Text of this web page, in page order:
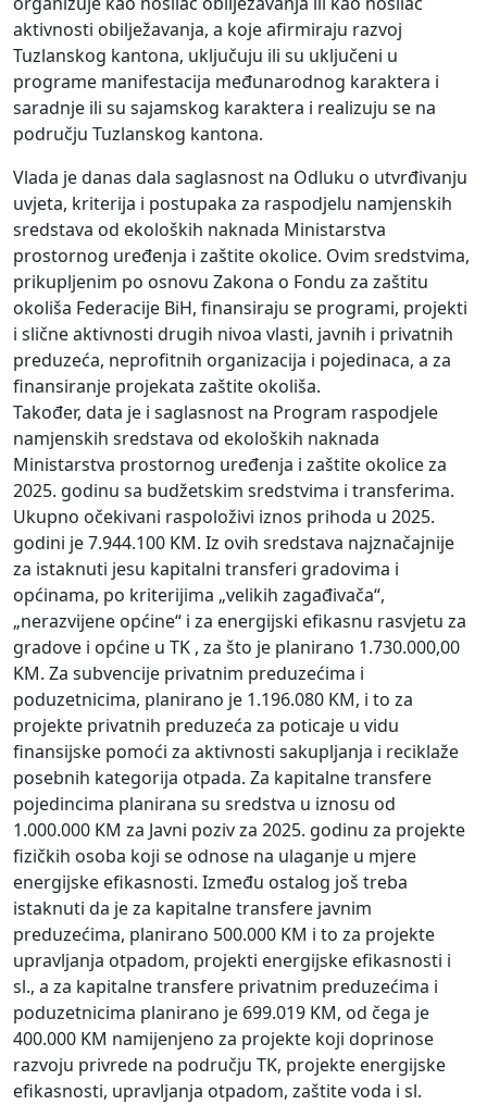
aktivnosti obilježavanja, a koje afirmiraju razvoj
Tuzlanskog kantona, uključuju ili su uključeni u
programe manifestacija međunarodnog karaktera i
saradnje ili su sajamskog karaktera i realizuju se na
području Tuzlanskog kantona.
Vlada je danas dala saglasnost na Odluku o utvrđivanju
uvjeta, kriterija i postupaka za raspodjelu namjenskih
sredstava od ekoloških naknada Ministarstva
prostornog uređenja i zaštite okolice. Ovim sredstvima,
prikupljenim po osnovu Zakona o Fondu za zaštitu
okoliša Federacije BiH, finansiraju se programi, projekti
i slične aktivnosti drugih nivoa vlasti, javnih i privatnih
preduzeća, neprofitnih organizacija i pojedinaca, a za
finansiranje projekata zaštite okoliša.
Također, data je i saglasnost na Program raspodjele
namjenskih sredstava od ekoloških naknada
Ministarstva prostornog uređenja i zaštite okolice za
2025. godinu sa budžetskim sredstvima i transferima.
Ukupno očekivani raspoloživi iznos prihoda u 2025.
godini je 7.944.100 KM. Iz ovih sredstava najznačajnije
za istaknuti jesu kapitalni transferi gradovima i
općinama, po kriterijima „velikih zagađivača“,
„nerazvijene općine“ i za energijski efikasnu rasvjetu za
gradove i općine u TK , za što je planirano 1.730.000,00
KM. Za subvencije privatnim preduzećima i
poduzetnicima, planirano je 1.196.080 KM, i to za
projekte privatnih preduzeća za poticaje u vidu
finansijske pomoći za aktivnosti sakupljanja i reciklaže
posebnih kategorija otpada. Za kapitalne transfere
pojedincima planirana su sredstva u iznosu od
1.000.000 KM za Javni poziv za 2025. godinu za projekte
fizičkih osoba koji se odnose na ulaganje u mjere
energijske efikasnosti. Između ostalog još treba
istaknuti da je za kapitalne transfere javnim
preduzećima, planirano 500.000 KM i to za projekte
upravljanja otpadom, projekti energijske efikasnosti i
sl., a za kapitalne transfere privatnim preduzećima i
poduzetnicima planirano je 699.019 KM, od čega je
400.000 KM namijenjeno za projekte koji doprinose
razvoju privrede na području TK, projekte energijske
efikasnosti, upravljanja otpadom, zaštite voda i sl.